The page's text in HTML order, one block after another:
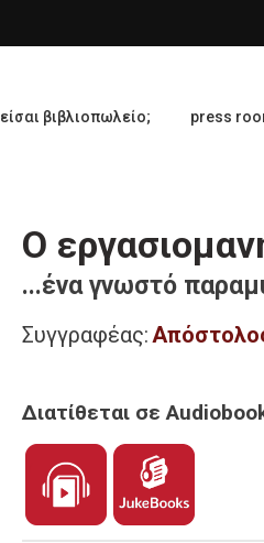
είσαι βιβλιοπωλείο; press
Ο
...ένα γνωστό
Συγγραφέας:
Διατίθεται σε